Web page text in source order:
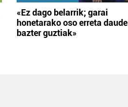
«Ez dago belarrik; garai
honetarako oso erreta daude
bazter guztiak»